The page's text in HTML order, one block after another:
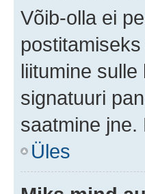
Võib-olla ei
liitumine
signatuuri
saatmine jne.
Üles